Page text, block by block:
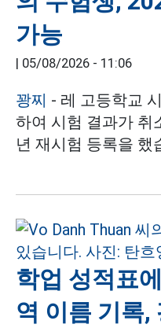
가능
| 05/08/2026 - 11:06
꽝찌 - 레 고등학교
하여 시험 결과가 취
년 재시험 등록을 했
학업 성적표
역 이름 기록,